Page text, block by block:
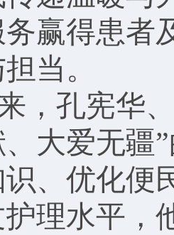
务赢得患者
当。
，孔宪华
大爱无疆
、优化便
理水平，